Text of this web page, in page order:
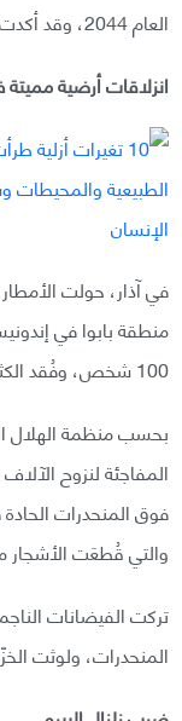
العام 2044، وقد أكدت السنة الفائتة ذلك.
انزلاقات أرضية مميتة
في آذار، حولت
منطقة بابوا في
100 شخص، وفُقد الكثيرون عندما اجتاحت الانهيارات الأرضية القرى.
بحسب منظمة الهلال
المفاجئة لنزوح
والتي قُطعَت الأشجار
تركت الفيضانات
المنحدرات، ولوثت